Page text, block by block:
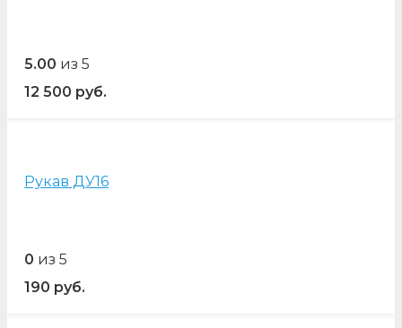
5.00 из 5
12 500 руб.
Рукав ДУ16
0 из 5
190 руб.